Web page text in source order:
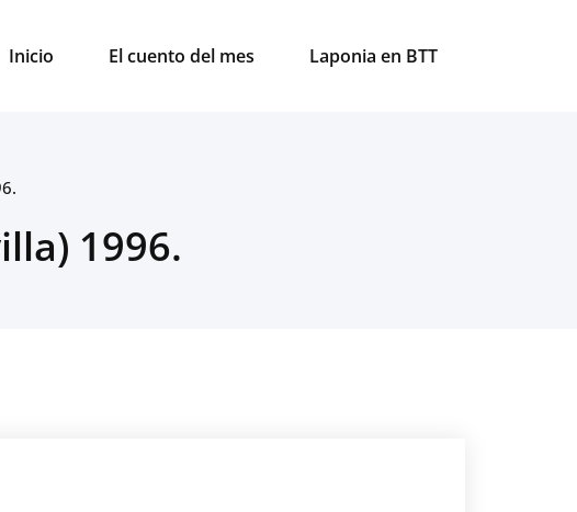
Inicio El cuento del mes Laponia en BTT
1996.